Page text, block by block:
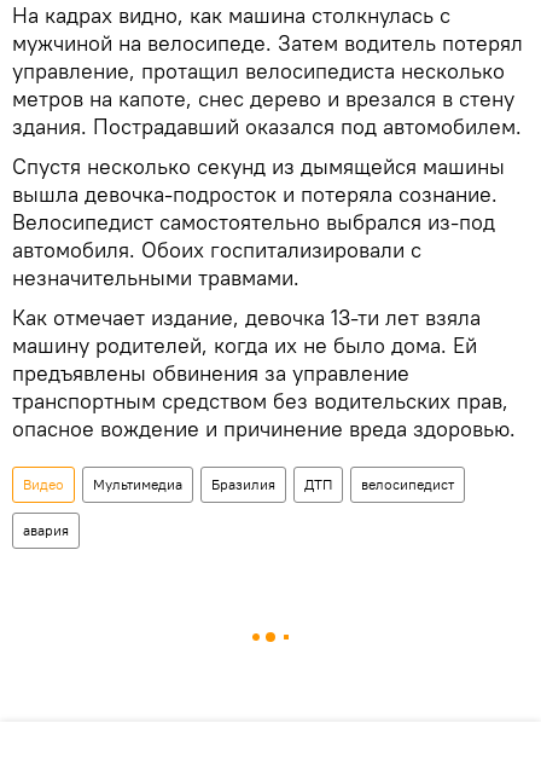
На кадрах видно, как машина столкнулась с
мужчиной на велосипеде. Затем водитель потерял
управление, протащил велосипедиста несколько
метров на капоте, снес дерево и врезался в стену
здания. Пострадавший оказался под автомобилем.
Спустя несколько секунд из дымящейся машины
вышла девочка-подросток и потеряла сознание.
Велосипедист самостоятельно выбрался из-под
автомобиля. Обоих госпитализировали с
незначительными травмами.
Как отмечает издание, девочка 13-ти лет взяла
машину родителей, когда их не было дома. Ей
предъявлены обвинения за управление
транспортным средством без водительских прав,
опасное вождение и причинение вреда здоровью.
Видео Мультимедиа Бразилия ДТП велосипедист
авария